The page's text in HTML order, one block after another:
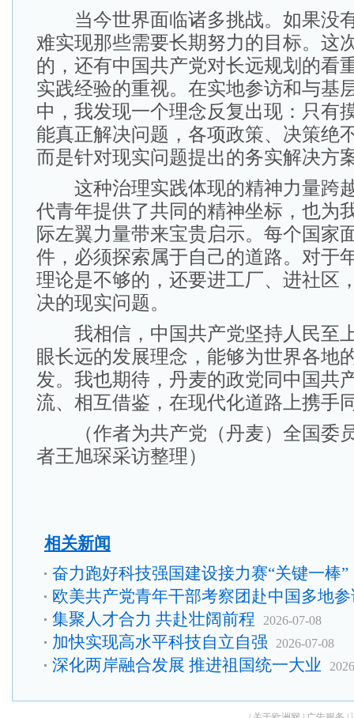
当今世界面临诸多挑战。如果没
难实现那些需要长期努力的目标。这
的，还有中国共产党对长远规划的看
实践经验的重视。在实地参访和与基
中，我发现一个理念反复出现：只有
能真正解决问题，各项政策、决策绝
而是针对现实问题提出的务实解决方
这种治理实践体现的精神力量跨
代青年提供了共同的精神坐标，也为
际左翼力量带来宝贵启示。每个国家
件，必须探索属于自己的道路。对于
理论是不够的，还要进工厂、进社区
决的现实问题。
我相信，中国共产党坚持人民至
眼长远的发展理念，能够为世界各地
发。我也期待，丹麦的政党同中国共
流、相互借鉴，在现代化道路上携手
（作者为共产党（丹麦）全国委
者王旭琛采访整理）
相关新闻
奋力跑好科技强国建设接力赛“关键一棒”
欧美共产党青年干部考察团赴中国多地
集聚人才合力 共赴壮阔前程 2026-07-08
加快实现高水平科技自立自强 2026-07-08
深化两岸融合发展 推进祖国统一大业